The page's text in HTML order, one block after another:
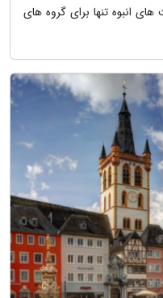
انبوه تنها برای گروه های